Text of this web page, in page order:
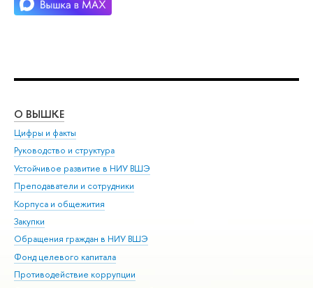
О ВЫШКЕ
Цифры и факты
Руководство и структура
Устойчивое развитие в НИУ ВШЭ
Преподаватели и сотрудники
Корпуса и общежития
Закупки
Обращения граждан в НИУ ВШЭ
Фонд целевого капитала
Противодействие коррупции